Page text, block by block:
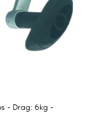
- Drag: 6kg -